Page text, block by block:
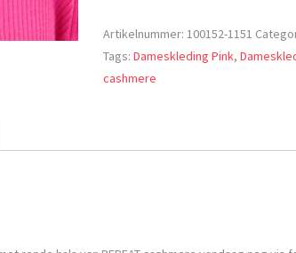
Artikelnummer:100152-1151
Tags:Dameskleding Pink,
cashmere